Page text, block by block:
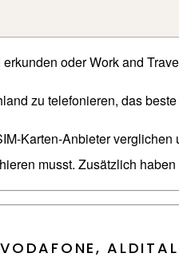
oder Work and
zu telefonieren, das
Karten-Anbieter
musst. Zusätzlich